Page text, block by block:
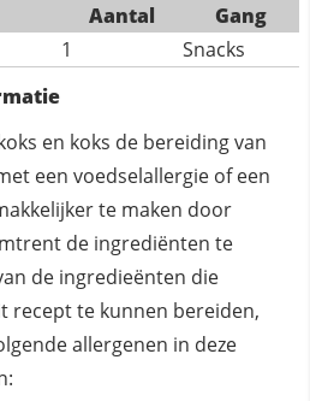
Aantal
Gang
1
Snacks
en koks de bereiding van
een voedselallergie of een
te maken door
de ingrediënten te
de ingredieënten die
recept te kunnen bereiden,
allergenen in deze